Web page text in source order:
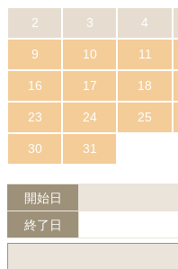
2 3 4
9 10 11
16 17 18
23 24 25
30 31
開始日
終了日